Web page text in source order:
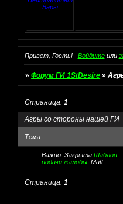
Вары
Привет, Гость! Войдитеили
»Форум ГИ 1StDesire »
Агры со стороны нашей ГИ
Страница:1
Тема
Важно: Закрыта Шаблон
подачи жалобы Matt
Страница:1